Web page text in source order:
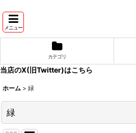
メニュー
カテゴリ
当店のX(旧Twitter)はこちら
ホーム > 緑
緑